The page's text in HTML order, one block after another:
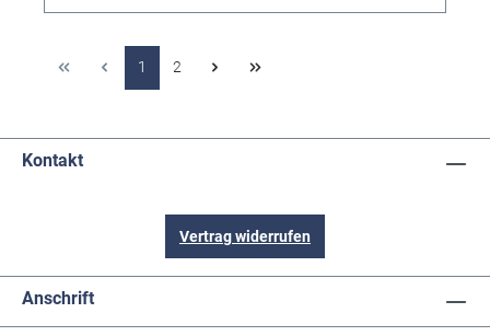
1 2
Kontakt
Vertrag widerrufen
Anschrift